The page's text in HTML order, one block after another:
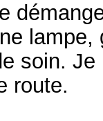
soin.
route.